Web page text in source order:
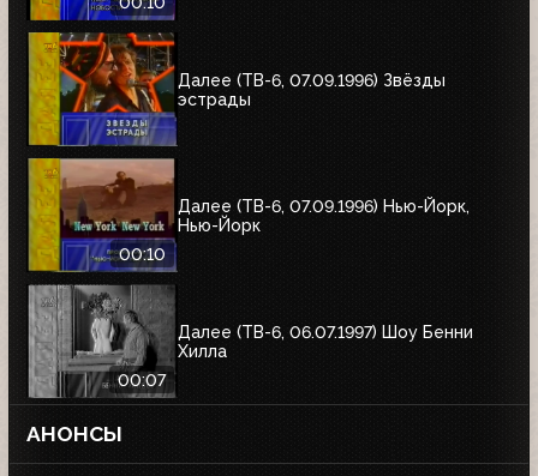
Далее (ТВ-6, 07.09.1996) Звёзды
эстрады
00:10
Далее (ТВ-6, 07.09.1996) Нью-Йорк,
Нью-Йорк
00:07
Далее (ТВ-6, 06.07.1997) Шоу Бенни
Хилла
АНОНСЫ